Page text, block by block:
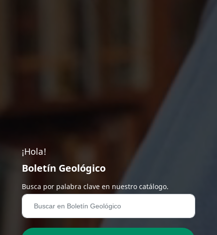
¡Hola!
Boletín Geológico
Busca por palabra clave en nuestro catálogo.